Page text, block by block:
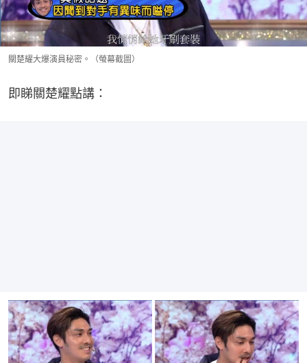
關楚耀大爆演員秘密。（螢幕截圖）
即睇關楚耀點講：